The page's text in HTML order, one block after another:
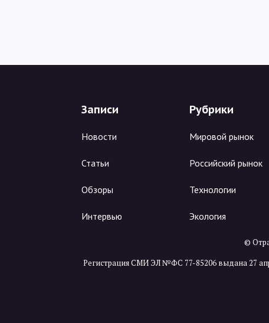
Записи
Новости
Статьи
Обзоры
Интервью
Рубрики
Мировой рынок
Российский рынок
Технологии
Экология
©
Регистрация СМИ ЭЛ №ФС 77-85206 выдана 27